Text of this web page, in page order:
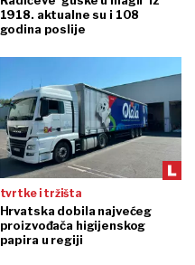
1918. aktualne su i 108
godina poslije
tvrtke i tržišta
Hrvatska dobila najvećeg
proizvođača higijenskog
papira u regiji